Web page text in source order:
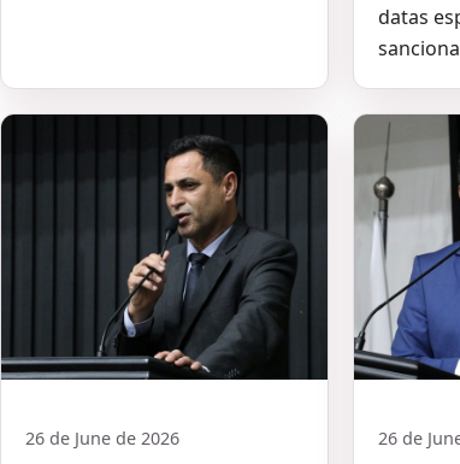
datas
26 de June de 2026 26 de